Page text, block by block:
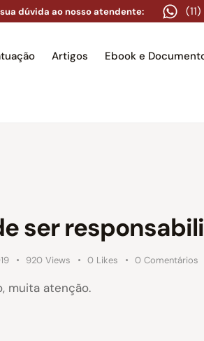
dúvida ao nosso atendente:
Artigos Ebook e
ser
920 Views 0 Likes 0 Comentários
muita atenção.